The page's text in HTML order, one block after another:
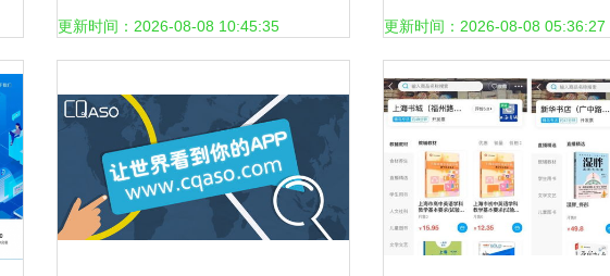
大的野心
更新时间：2026-08-08 10:45:35 更新时间：2026-08-08 05:36:27